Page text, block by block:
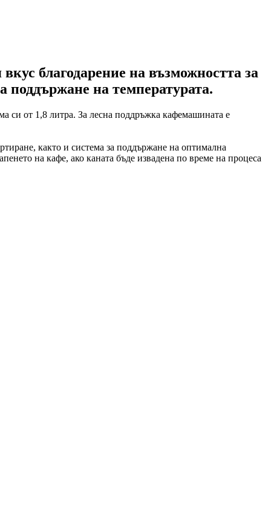
благодарение на възможността за
поддържане на температурата.
си от 1,8 литра. За лесна поддръжка кафемашината е
както и система за поддържане на оптимална
на кафе, ако каната бъде извадена по време на процеса